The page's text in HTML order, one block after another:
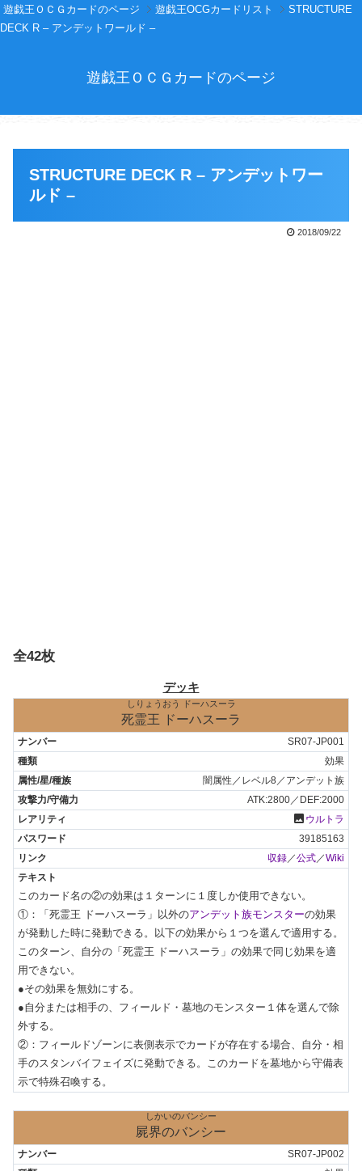
遊戯王ＯＣＧカードのページ 遊戯王OCGカードリスト
STRUCTURE
DECK R – アンデットワールド –
遊戯王ＯＣＧカードのページ
STRUCTURE DECK R – アンデットワー
ルド –
2018/09/22
全42枚
デッキ
しりょうおう ドーハスーラ
死霊王 ドーハスーラ
SR07-JP001
効果
闇属性／レベル8／アンデット族
ATK:2800／DEF:2000
photo ウルトラ
39185163
収録 ／公式 ／Wiki
このカード名の②の効果は１ターンに１度しか使用できない。
①：「死霊王 ドーハスーラ」以外のアンデット族モンスターの効果
が発動した時に発動できる。以下の効果から１つを選んで適用する。
このターン、自分の「死霊王 ドーハスーラ」の効果で同じ効果を適
用できない。
●その効果を無効にする。
●自分または相手の、フィールド・墓地のモンスター１体を選んで除
外する。
②：フィールドゾーンに表側表示でカードが存在する場合、自分・相
手のスタンバイフェイズに発動できる。このカードを墓地から守備表
示で特殊召喚する。
しかいのバンシー
屍界のバンシー
SR07-JP002